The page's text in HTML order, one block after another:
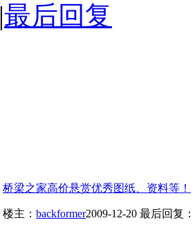
|最后回复
桥梁之家高价悬赏优秀图纸、资料等！
楼主： backformer2009-12-20 最后回复：